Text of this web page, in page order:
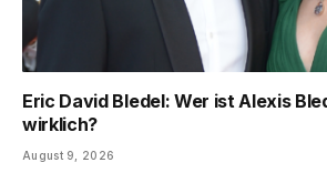
Eric David Bledel: Wer ist Alexis
wirklich?
August 9, 2026